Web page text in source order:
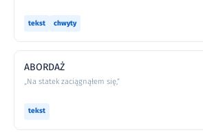
tekst chwyty
ABORDAŻ
„Na statek zaciągnąłem się,”
tekst